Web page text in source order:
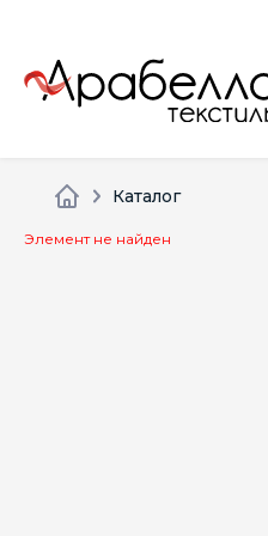
Каталог
Элемент не найден